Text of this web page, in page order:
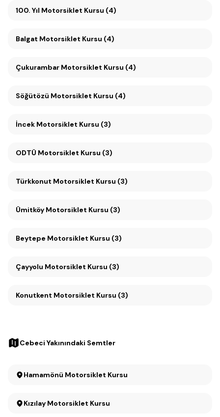
100. Yıl Motorsiklet Kursu (4)
Balgat Motorsiklet Kursu (4)
Çukurambar Motorsiklet Kursu (4)
Söğütözü Motorsiklet Kursu (4)
İncek Motorsiklet Kursu (3)
ODTÜ Motorsiklet Kursu (3)
Türkkonut Motorsiklet Kursu (3)
Ümitköy Motorsiklet Kursu (3)
Beytepe Motorsiklet Kursu (3)
Çayyolu Motorsiklet Kursu (3)
Konutkent Motorsiklet Kursu (3)
Cebeci Yakınındaki Semtler
Hamamönü Motorsiklet Kursu
Kızılay Motorsiklet Kursu